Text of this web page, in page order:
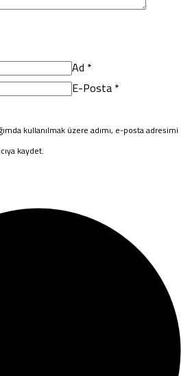
Ad *
E-Posta*
kullanılmak üzere adımı, e-posta adresimi
kaydet.